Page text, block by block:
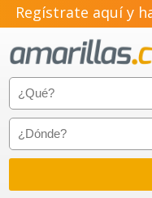
Regístrate aquí y